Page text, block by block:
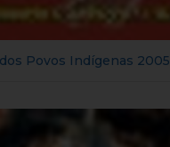
Povos Indígenas 2005